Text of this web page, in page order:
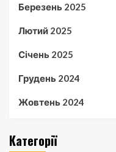
Березень 2025
Лютий 2025
Січень 2025
Грудень 2024
Жовтень 2024
Категорії